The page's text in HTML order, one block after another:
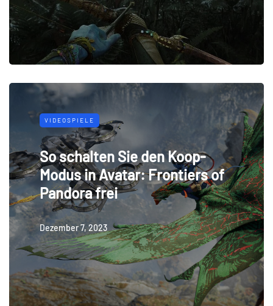
VIDEOSPIELE
So schalten Sie den Koop-
Modus in Avatar: Frontiers of
Pandora frei
Dezember 7, 2023